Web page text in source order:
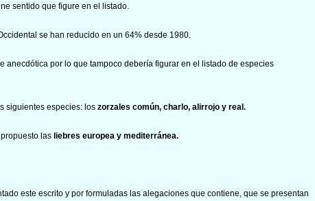
sentido que figure en el listado.
se han reducido en un 64% desde 1980.
anecdótica por lo que tampoco debería figurar en el listado de especies
siguientes especies: los zorzales común, charlo, alirrojo y real.
las liebres europea y mediterránea.
este escrito y por formuladas las alegaciones que contiene, que se presentan